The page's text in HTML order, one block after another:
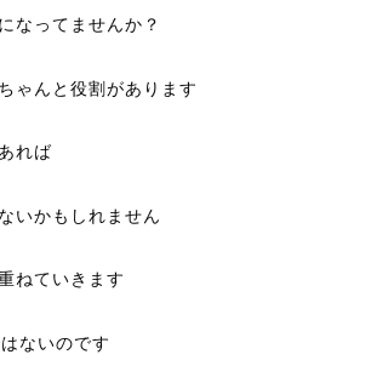
なってませんか？
ゃんと役割があります
れば
いかもしれません
ねていきます
ないのです